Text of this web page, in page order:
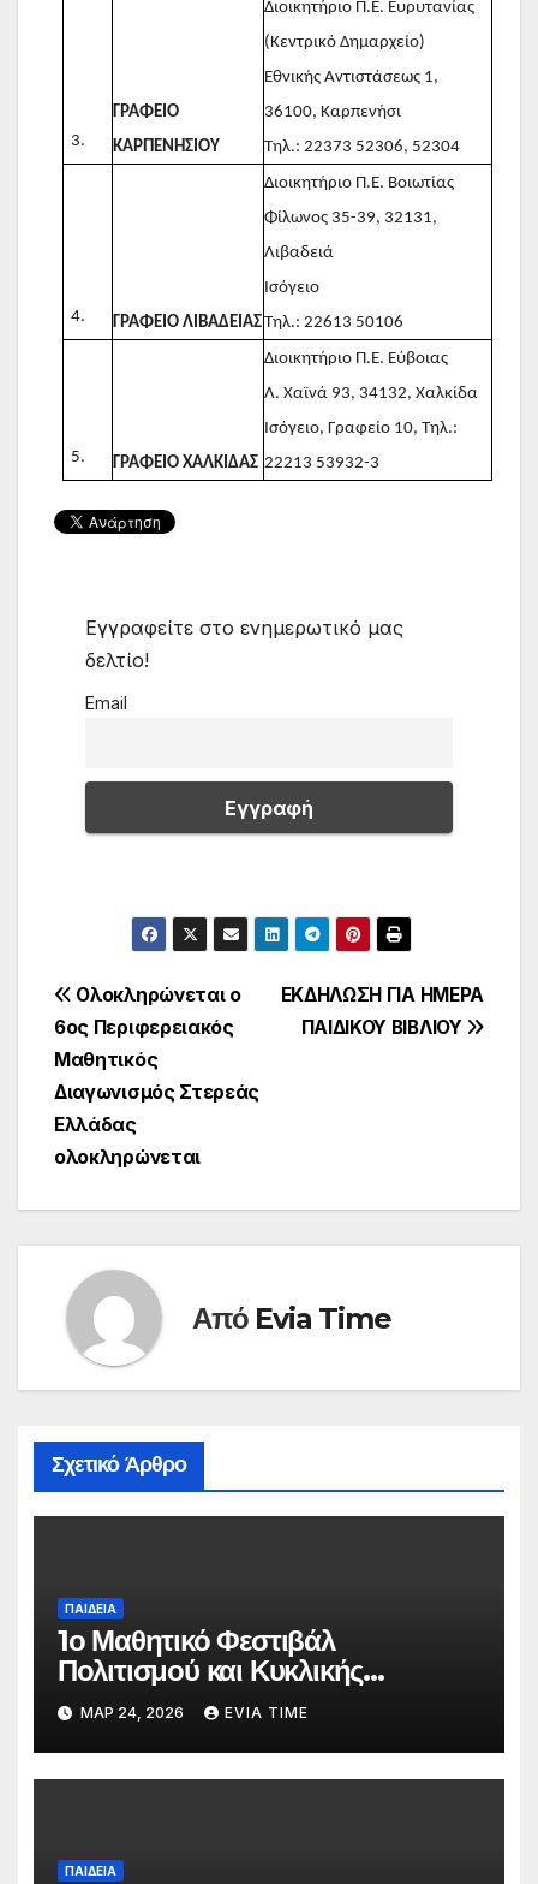
3.
ΓΡΑΦΕΙΟ
ΚΑΡΠΕΝΗΣΙΟΥ
Διοικητήριο Π.Ε. Ευρυτανίας
(Κεντρικό Δημαρχείο)
Εθνικής Αντιστάσεως 1,
36100, Καρπενήσι
Τηλ.: 22373 52306, 52304
4. ΓΡΑΦΕΙΟ ΛΙΒΑΔΕΙΑΣ
Διοικητήριο Π.Ε. Βοιωτίας
Φίλωνος 35-39, 32131,
Λιβαδειά
Ισόγειο
Τηλ.: 22613 50106
5. ΓΡΑΦΕΙΟ ΧΑΛΚΙΔΑΣ
Διοικητήριο Π.Ε. Εύβοιας
Λ. Χαϊνά 93, 34132, Χαλκίδα
Ισόγειο, Γραφείο 10, Τηλ.:
22213 53932-3
Εγγραφείτε στο ενημερωτικό μας
δελτίο!
Email
Πλοήγηση
άρθρων
ΕΚΔΗΛΩΣΗ ΓΙΑ ΗΜΕΡΑ
ΠΑΙΔΙΚΟΥ ΒΙΒΛΙΟΥ
Ολοκληρώνεται ο
6ος Περιφερειακός
Μαθητικός
Διαγωνισμός Στερεάς
Ελλάδας
ολοκληρώνεται
Από Evia Time
Σχετικό Άρθρο
ΠΑΙΔΕΙΑ
1ο Μαθητικό Φεστιβάλ
Πολιτισμού και Κυκλικής
Οικονομίας στο Λαογραφικό
Μουσείο Κύμης
ΜΑΡ 24, 2026 EVIA TIME
ΠΑΙΔΕΙΑ